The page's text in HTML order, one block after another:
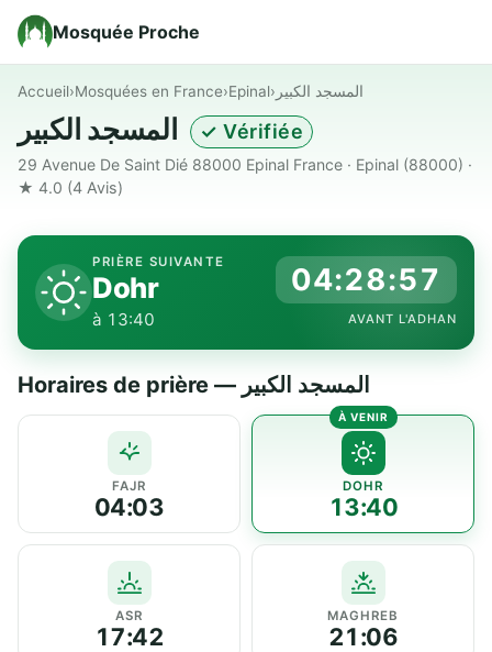
Mosquée Proche
Accueil›Mosquées en France›Epinal› المسجد الكبير
✓ Vérifiée
29 Avenue De Saint Dié 88000 Epinal France · Epinal (88000) ·
★ 4.0 (4 Avis)
PRIÈRE SUIVANTE
Dohr
à 13:40
04:28:56
AVANT L'ADHAN
Horaires de prière — المسجد الكبير
FAJR
04:03
DOHR
13:40
ASR
17:42
MAGHREB
21:06